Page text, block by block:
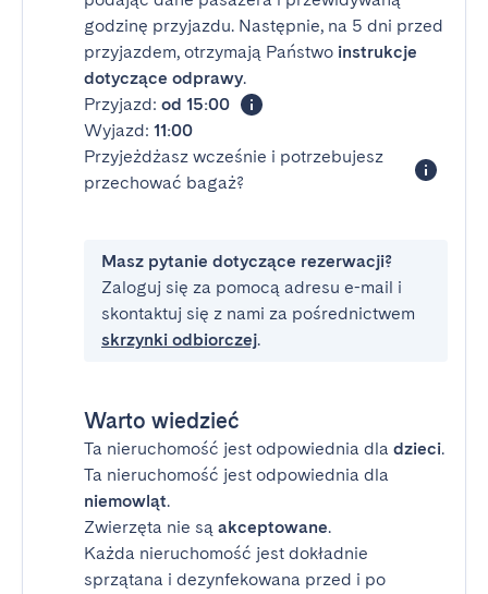
godzinę przyjazdu. Następnie, na 5 dni przed
przyjazdem, otrzymają Państwo instrukcje
dotyczące odprawy.
Przyjazd: od 15:00
Wyjazd: 11:00
Przyjeżdżasz wcześnie i potrzebujesz
przechować bagaż?
Masz pytanie dotyczące rezerwacji?
Zaloguj się za pomocą adresu e-mail i
skontaktuj się z nami za pośrednictwem
skrzynki odbiorczej.
Warto wiedzieć
Ta nieruchomość jest odpowiednia dla dzieci.
Ta nieruchomość jest odpowiednia dla
niemowląt.
Zwierzęta nie są akceptowane.
Każda nieruchomość jest dokładnie
sprzątana i dezynfekowana przed i po